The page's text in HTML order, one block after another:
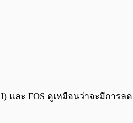
และ EOS ดูเหมือนว่าจะมีกา